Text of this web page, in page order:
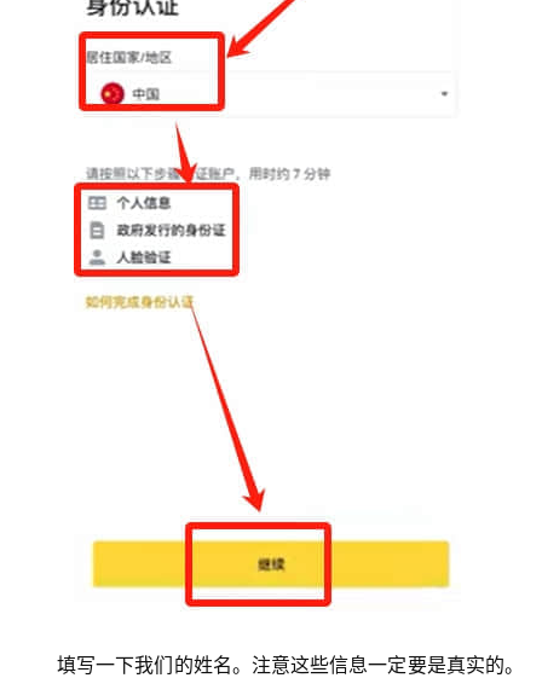
填写一下我们的姓名。注意这些信息一定要是真实的。